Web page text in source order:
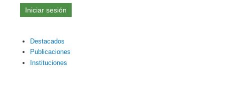
Destacados
Publicaciones
Instituciones